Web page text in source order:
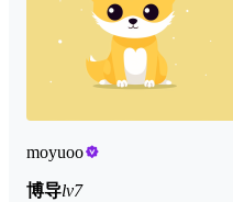
moyuoo
博导lv7